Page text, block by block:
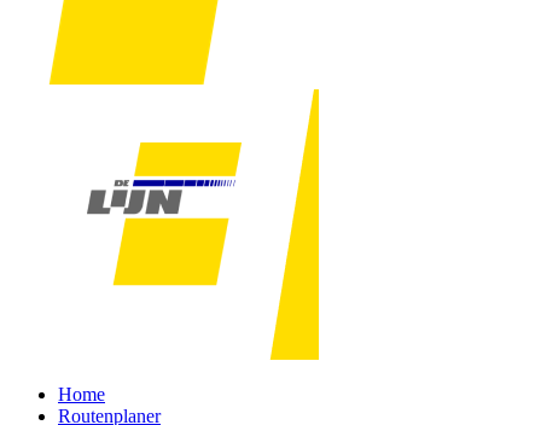
Home
Routenplaner